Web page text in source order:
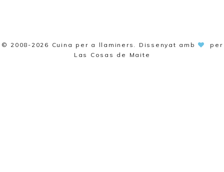
© 2008-2026 Cuina per a llaminers . Dissenyat amb
per
Las Cosas de Maite